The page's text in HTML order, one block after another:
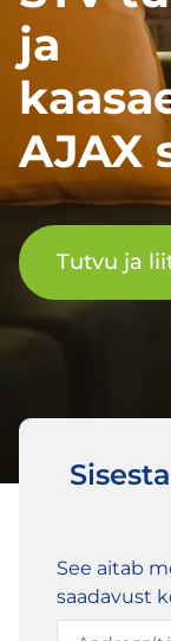
ja
AJAX
Tutvu ja
See aitab
saadavust